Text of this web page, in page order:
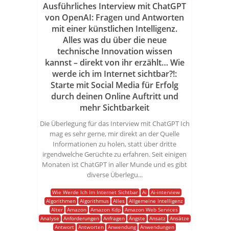
Ausführliches Interview mit ChatGPT
von OpenAI: Fragen und Antworten
mit einer künstlichen Intelligenz.
Alles was du über die neue
technische Innovation wissen
kannst – direkt von ihr erzählt… Wie
werde ich im Internet sichtbar?!:
Starte mit Social Media für Erfolg
durch deinen Online Auftritt und
mehr Sichtbarkeit
Die Überlegung für das Interview mit ChatGPT Ich
mag es sehr gerne, mir direkt an der Quelle
Informationen zu holen, statt über dritte
irgendwelche Gerüchte zu erfahren. Seit einigen
Monaten ist ChatGPT in aller Munde und es gibt
diverse Überlegu...
Wie Werde Ich Im Internet Sichtbar Ai
Ai-interview
Algorithmen Algorithmus Alles Allgemeine Intelligenz
Alter Amazon Amazon Kdp Amazon Web Services
Analyse
Anforderungen Anfragen Ängste Ansatz
Ansätze
Antwort Antworten Anwendung Anwendungen